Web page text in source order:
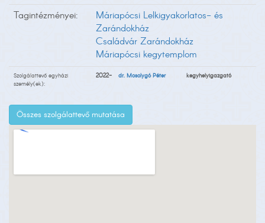
Tagintézményei:
Máriapócsi Lelkigyakorlatos- és
Zarándokház
Családvár Zarándokház
Máriapócsi kegytemplom
Szolgálattevő egyházi
személy(ek):
2022- dr. Mosolygó Péter kegyhelyigazgató
Összes szolgálattevő mutatása